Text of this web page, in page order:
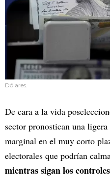
Dólares.
De cara a la vida
sector pronostican una
marginal en el muy corto
electorales que podrían
mientras sigan los